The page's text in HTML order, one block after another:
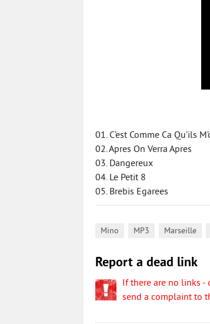
01. C’est Comme Ca Qu’ils
02. Apres On Verra Apres
03. Dangereux
04. Le Petit 8
05. Brebis Egarees
Mino MP3 Marseille
Report a dead link
If there are no links -
send a complaint to